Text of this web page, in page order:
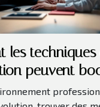
les techniques
peuvent
au travail ?